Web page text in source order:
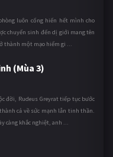
luôn cống hiến hết mình cho
chuyển sinh đến dị giới mang tên
thành một mạo hiểm gi ...
(Mùa 3)
đời, Rudeus Greyrat tiếp tục bước
cả về sức mạnh lẫn tinh thần.
càng khắc nghiệt, anh ...